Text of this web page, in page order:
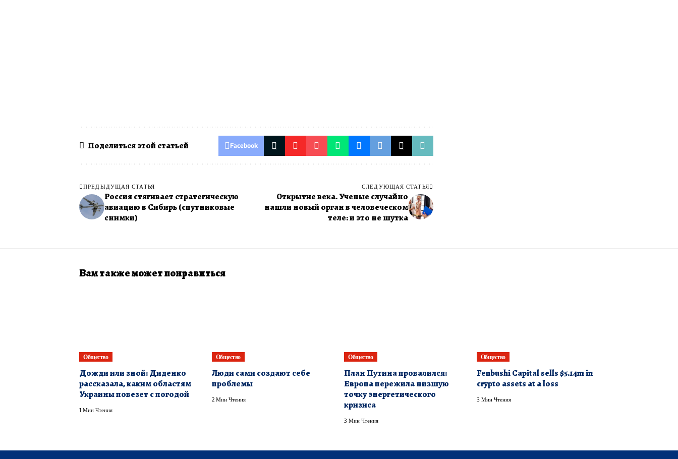
Поделиться этой статьей Facebook
ПРЕДЫДУЩАЯ СТАТЬЯ
Россия стягивает стратегическую
авиацию в Сибирь (спутниковые
снимки)
СЛЕДУЮЩАЯ СТАТЬЯ
Открытие века. Ученые случайно
нашли новый орган в человеческом
теле: и это не шутка
Вам также может понравиться
Общество
Дожди или зной: Диденко
рассказала, каким областям
Украины повезет с погодой
1 Мин Чтения
Общество
Люди сами создают себе
проблемы
2 Мин Чтения
Общество
План Путина провалился:
Европа пережила низшую
точку энергетического
кризиса
3 Мин Чтения
Общество
Fenbushi Capital sells $5.14m in
crypto assets at a loss
3 Мин Чтения